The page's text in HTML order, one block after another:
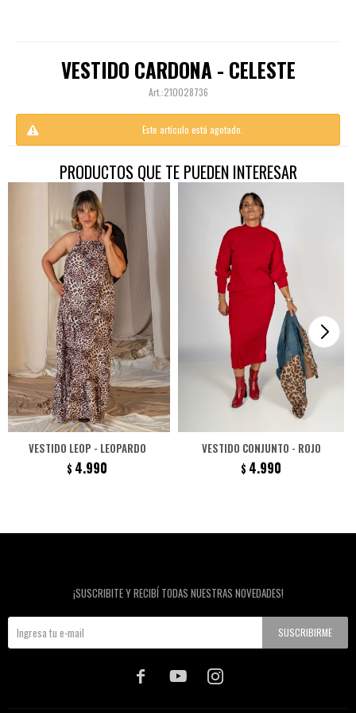
VESTIDO CARDONA - CELESTE
210028736
Este artículo está agotado.
PRODUCTOS QUE TE PUEDEN INTERESAR
VESTIDO LEOP - LEOPARDO
$ 4.990
VESTIDO CONJUNTO - ROJO
$ 4.990
¡SUSCRIBITE Y RECIBÍ TODAS NUESTRAS NOVEDADES!
SUSCRIBIRME
  